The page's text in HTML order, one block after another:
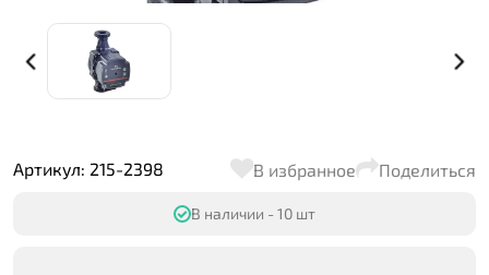
Артикул: 215-2398 В избранное Поделиться
В наличии - 10 шт